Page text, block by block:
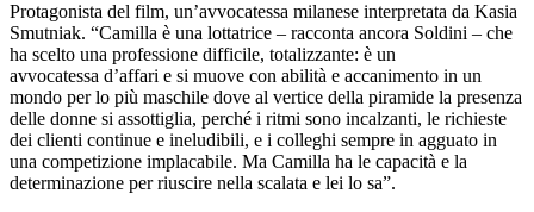
Protagonista del film, un’avvocatessa milanese interpretata da Kasia
Smutniak. “Camilla è una lottatrice – racconta ancora Soldini – che
ha scelto una professione difficile, totalizzante: è un
avvocatessa d’affari e si muove con abilità e accanimento in un
mondo per lo più maschile dove al vertice della piramide la presenza
delle donne si assottiglia, perché i ritmi sono incalzanti, le richieste
dei clienti continue e ineludibili, e i colleghi sempre in agguato in
una competizione implacabile. Ma Camilla ha le capacità e la
determinazione per riuscire nella scalata e lei lo sa”.